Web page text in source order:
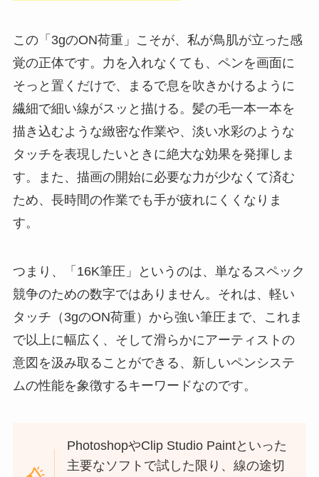
この「3gのON荷重」こそが、私が鳥肌が立った感
覚の正体です。力を入れなくても、ペンを画面に
そっと置くだけで、まるで息を吹きかけるように
繊細で細い線がスッと描ける。髪の毛一本一本を
描き込むような緻密な作業や、淡い水彩のような
タッチを表現したいときに絶大な効果を発揮しま
す。また、描画の開始に必要な力が少なくて済む
ため、長時間の作業でも手が疲れにくくなりま
す。
つまり、「16K筆圧」というのは、単なるスペック
競争のための数字ではありません。それは、軽い
タッチ（3gのON荷重）から強い筆圧まで、これま
で以上に幅広く、そして滑らかにアーティストの
意図を汲み取ることができる、新しいペンシステ
ムの性能を象徴するキーワードなのです。
PhotoshopやClip Studio Paintといった
主要なソフトで試した限り、線の途切